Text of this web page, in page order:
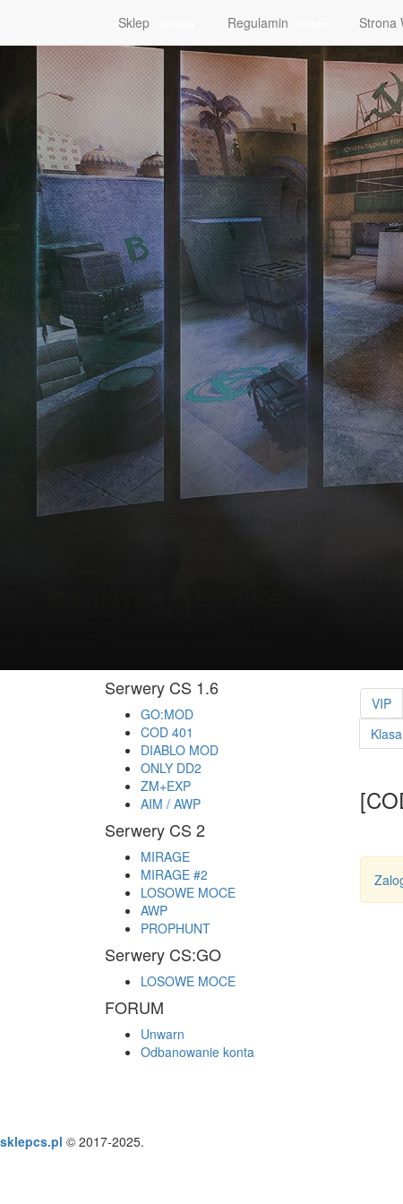
Sklep Regulamin Strona
Serwery CS 1.6
GO:MOD
COD 401
DIABLO MOD
ONLY DD2
ZM+EXP
AIM / AWP
Serwery CS 2
MIRAGE
MIRAGE #2
LOSOWE MOCE
AWP
PROPHUNT
Serwery CS:GO
LOSOWE MOCE
FORUM
Unwarn
Odbanowanie konta
VIP
sklepcs.pl © 2017-2025.